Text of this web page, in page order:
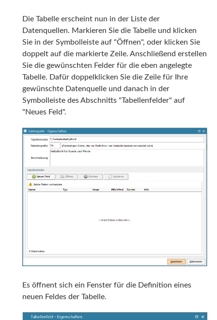
Die Tabelle erscheint nun in der Liste der
Datenquellen. Markieren Sie die Tabelle und klicken
Sie in der Symbolleiste auf "Öffnen", oder klicken Sie
doppelt auf die markierte Zeile. Anschließend erstellen
Sie die gewünschten Felder für die eben angelegte
Tabelle. Dafür doppelklicken Sie die Zeile für Ihre
gewünschte Datenquelle und danach in der
Symbolleiste des Abschnitts "Tabellenfelder" auf
"Neues Feld".
Es öffnent sich ein Fenster für die Definition eines
neuen Feldes der Tabelle.